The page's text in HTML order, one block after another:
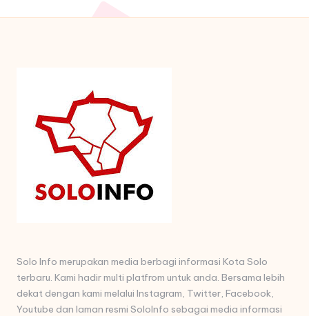
Solo Info merupakan media berbagi informasi Kota Solo
terbaru. Kami hadir multi platfrom untuk anda. Bersama lebih
dekat dengan kami melalui Instagram, Twitter, Facebook,
Youtube dan laman resmi SoloInfo sebagai media informasi